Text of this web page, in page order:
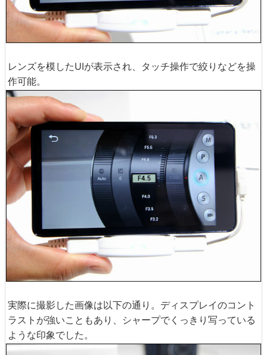
レンズを模したUIが表示され、タッチ操作で絞りなどを操
作可能。
実際に撮影した画像は以下の通り。ディスプレイのコント
ラストが強いこともあり、シャープでくっきり写っている
ような印象でした。